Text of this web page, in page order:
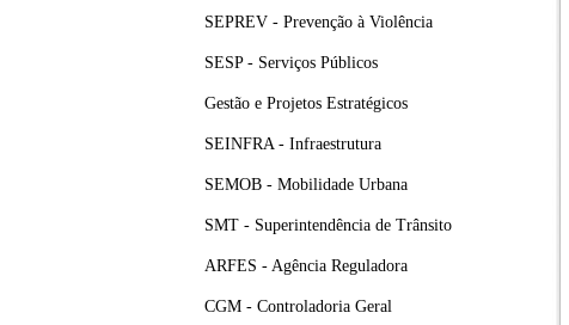
SEPREV - Prevenção à Violência
SESP - Serviços Públicos
Gestão e Projetos Estratégicos
SEINFRA - Infraestrutura
SEMOB - Mobilidade Urbana
SMT - Superintendência de Trânsito
ARFES - Agência Reguladora
CGM - Controladoria Geral